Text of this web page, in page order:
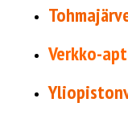
Verkko-